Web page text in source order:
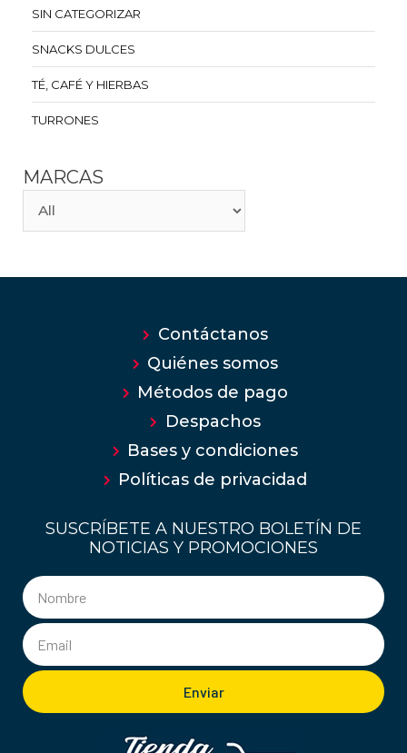
SIN CATEGORIZAR
SNACKS DULCES
TÉ, CAFÉ Y HIERBAS
TURRONES
MARCAS
Contáctanos
Quiénes somos
Métodos de pago
Despachos
Bases y condiciones
Políticas de privacidad
SUSCRÍBETE A NUESTRO BOLETÍN DE
NOTICIAS Y PROMOCIONES
Enviar